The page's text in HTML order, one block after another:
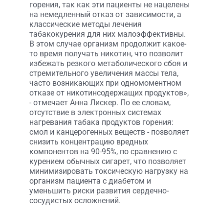
горения, так как эти пациенты не нацелены
на немедленный отказ от зависимости, а
классические методы лечения
табакокурения для них малоэффективны.
В этом случае организм продолжит какое-
то время получать никотин, что позволит
избежать резкого метаболического сбоя и
стремительного увеличения массы тела,
часто возникающих при одномоментном
отказе от никотинсодержащих продуктов»,
- отмечает Анна Лискер. По ее словам,
отсутствие в электронных системах
нагревания табака продуктов горения:
смол и канцерогенных веществ - позволяет
снизить концентрацию вредных
компонентов на 90-95%, по сравнению с
курением обычных сигарет, что позволяет
минимизировать токсическую нагрузку на
организм пациента с диабетом и
уменьшить риски развития сердечно-
сосудистых осложнений.